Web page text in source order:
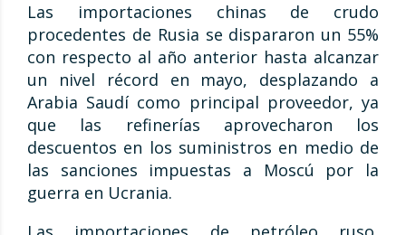
Las importaciones chinas de crudo
procedentes de Rusia se dispararon un 55%
con respecto al año anterior hasta alcanzar
un nivel récord en mayo, desplazando a
Arabia Saudí como principal proveedor, ya
que las refinerías aprovecharon los
descuentos en los suministros en medio de
las sanciones impuestas a Moscú por la
guerra en Ucrania.